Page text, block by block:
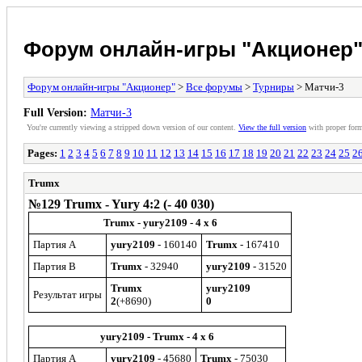
Форум онлайн-игры "Акционер"
Форум онлайн-игры "Акционер" > Все форумы > Турниры > Матчи-3
Full Version: Матчи-3
You're currently viewing a stripped down version of our content. View the full version with proper
Pages: 1 2 3 4 5 6 7 8 9 10 11 12 13 14 15 16 17 18 19 20 21 22 23 24 25 26
Trumx
№129 Trumx - Yury 4:2 (- 40 030)
Trumx - yury2109 - 4 x 6
Партия A
yury2109 - 160140 Trumx - 167410
Партия B
Trumx - 32940 yury2109 - 31520
Результат игры
Trumx
2(+8690)
yury2109
0
yury2109 - Trumx - 4 x 6
Партия A
yury2109 - 45680 Trumx - 75030